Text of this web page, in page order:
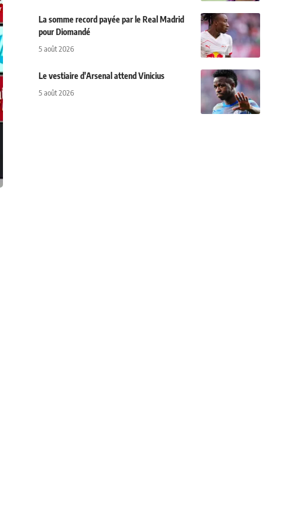
La somme record payée par le Real Madrid
pour Diomandé
5 août 2026
Le vestiaire d'Arsenal attend Vinicius
5 août 2026